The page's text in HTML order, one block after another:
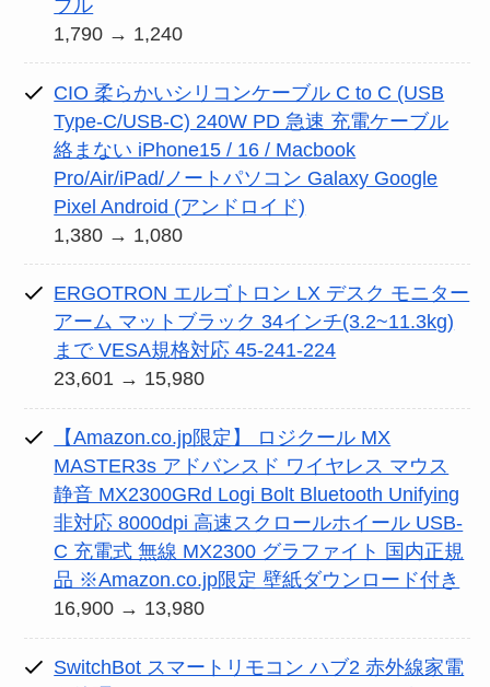
ブル
1,790 → 1,240
CIO 柔らかいシリコンケーブル C to C (USB
Type-C/USB-C) 240W PD 急速 充電ケーブル
絡まない iPhone15 / 16 / Macbook
Pro/Air/iPad/ノートパソコン Galaxy Google
Pixel Android (アンドロイド)
1,380 → 1,080
ERGOTRON エルゴトロン LX デスク モニター
アーム マットブラック 34インチ(3.2~11.3kg)
まで VESA規格対応 45-241-224
23,601 → 15,980
【Amazon.co.jp限定】 ロジクール MX
MASTER3s アドバンスド ワイヤレス マウス
静音 MX2300GRd Logi Bolt Bluetooth Unifying
非対応 8000dpi 高速スクロールホイール USB-
C 充電式 無線 MX2300 グラファイト 国内正規
品 ※Amazon.co.jp限定 壁紙ダウンロード付き
16,900 → 13,980
SwitchBot スマートリモコン ハブ2 赤外線家電